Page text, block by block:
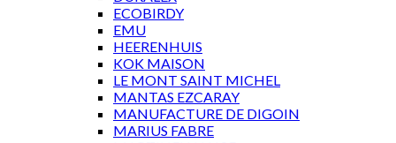
ECOBIRDY
EMU
HEERENHUIS
KOK MAISON
LE MONT SAINT MICHEL
MANTAS EZCARAY
MANUFACTURE DE DIGOIN
MARIUS FABRE